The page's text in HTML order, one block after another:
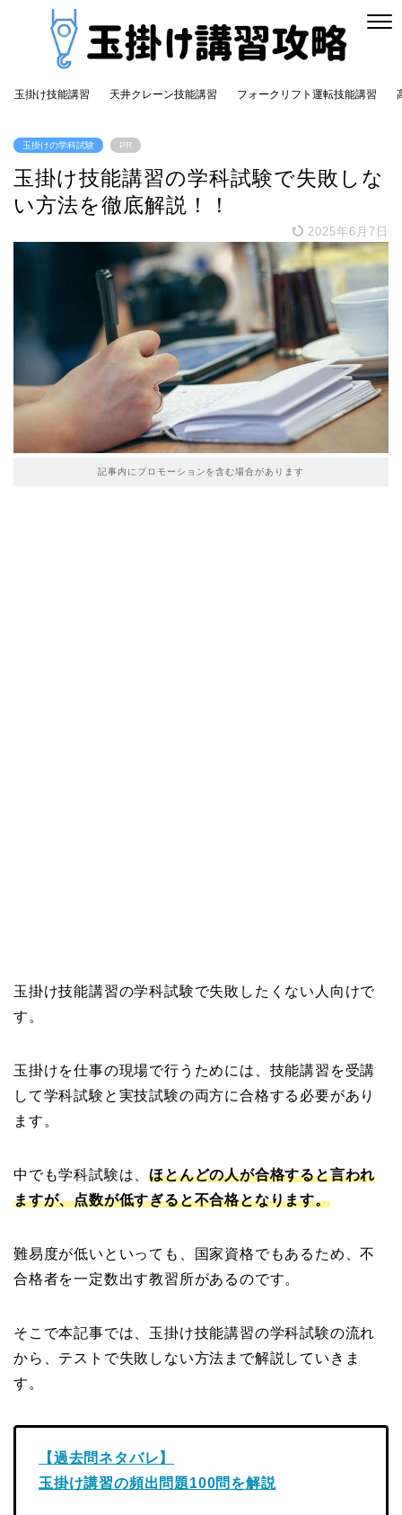
玉掛け技能講習 天井クレーン技能講習 フォークリフト運転技能講習
玉掛けの学科試験 PR
玉掛け技能講習の学科試験で失敗しな
い方法を徹底解説！！
2025年6月7日
記事内にプロモーションを含む場合があります
玉掛け技能講習の学科試験で失敗したくない人向けで
す。
玉掛けを仕事の現場で行うためには、技能講習を受講
して学科試験と実技試験の両方に合格する必要があり
ます。
中でも学科試験は、ほとんどの人が合格すると言われ
ますが、点数が低すぎると不合格となります。
難易度が低いといっても、国家資格でもあるため、不
合格者を一定数出す教習所があるのです。
そこで本記事では、玉掛け技能講習の学科試験の流れ
から、テストで失敗しない方法まで解説していきま
す。
【過去問ネタバレ】
玉掛け講習の頻出問題100問を解説